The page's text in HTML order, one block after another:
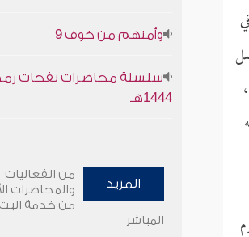
وأمنهم من خوف 9
سلسلة محاضرات نفحات
1444هـ
المزيد
من الفعاليات
والمحاضرات
من خدمة البث
المباشر